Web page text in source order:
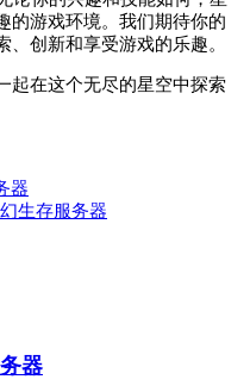
的游戏环境。我们期待你的
创新和享受游戏的乐趣。
起在这个无尽的星空中探索
器
生存服务器
器